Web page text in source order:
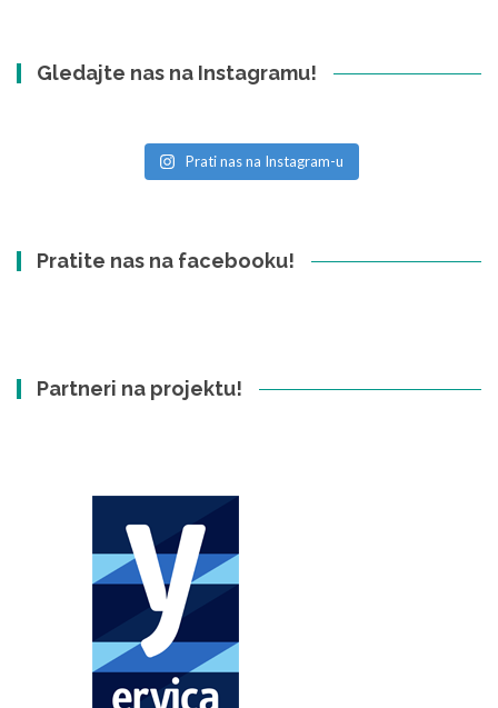
Gledajte nas na Instagramu!
Prati nas na Instagram-u
Pratite nas na facebooku!
Partneri na projektu!